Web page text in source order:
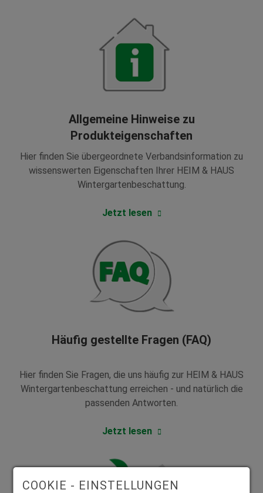
Allgemeine Hinweise zu
Produkteigenschaften
Hier finden Sie übergeordnete Verbandsinformation zu
wissenswerten Eigenschaften Ihrer HEIM & HAUS
Wintergartenbeschattung.
Jetzt lesen
Häufig gestellte Fragen (FAQ)
Hier finden Sie Fragen, die uns häufig zur HEIM & HAUS
Wintergartenbeschattung erreichen - und natürlich die
passenden Antworten.
Jetzt lesen
COOKIE - EINSTELLUNGEN